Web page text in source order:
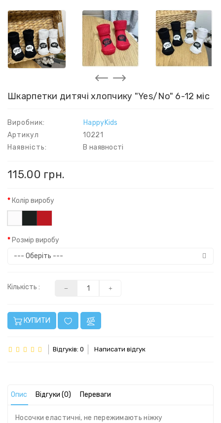
Шкарпетки дитячі хлопчику "Yes/No" 6-12 міс
Виробник:
HappyKids
Артикул
10221
Наявність:
В наявності
115.00 грн.
Колір виробу
Розмір виробу
Кількість :
КУПИТИ
Відгуків: 0 Написати відгук
Опис Відгуки (0) Переваги
Носочки еластичні, не пережимають ніжку